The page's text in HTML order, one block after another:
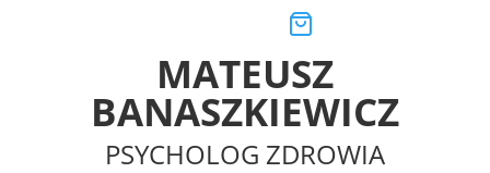
MATEUSZ
BANASZKIEWICZ
PSYCHOLOG ZDROWIA